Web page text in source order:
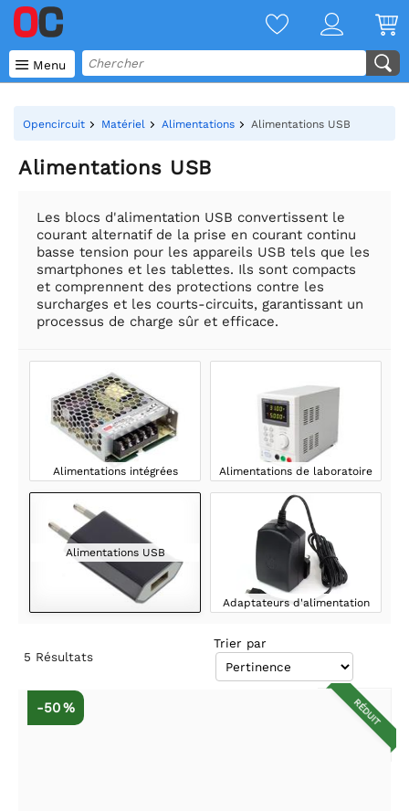
 Menu
Opencircuit Matériel Alimentations Alimentations USB
Alimentations USB
Les blocs d'alimentation USB convertissent le
courant alternatif de la prise en courant continu
basse tension pour les appareils USB tels que les
smartphones et les tablettes. Ils sont compacts
et comprennent des protections contre les
surcharges et les courts-circuits, garantissant un
processus de charge sûr et efficace.
Alimentations intégrées Alimentations de laboratoire
Alimentations USB
Adaptateurs d'alimentation
5 Résultats
Trier par
RÉDUIT
-50 %